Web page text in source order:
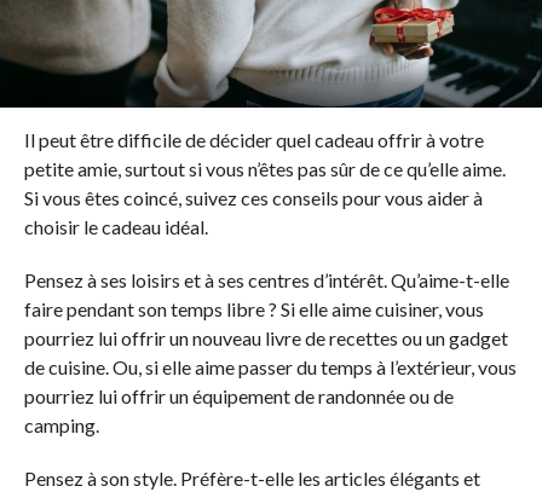
Il peut être difficile de décider quel cadeau offrir à votre
petite amie, surtout si vous n’êtes pas sûr de ce qu’elle aime.
Si vous êtes coincé, suivez ces conseils pour vous aider à
choisir le cadeau idéal.
Pensez à ses loisirs et à ses centres d’intérêt. Qu’aime-t-elle
faire pendant son temps libre ? Si elle aime cuisiner, vous
pourriez lui offrir un nouveau livre de recettes ou un gadget
de cuisine. Ou, si elle aime passer du temps à l’extérieur, vous
pourriez lui offrir un équipement de randonnée ou de
camping.
Pensez à son style. Préfère-t-elle les articles élégants et